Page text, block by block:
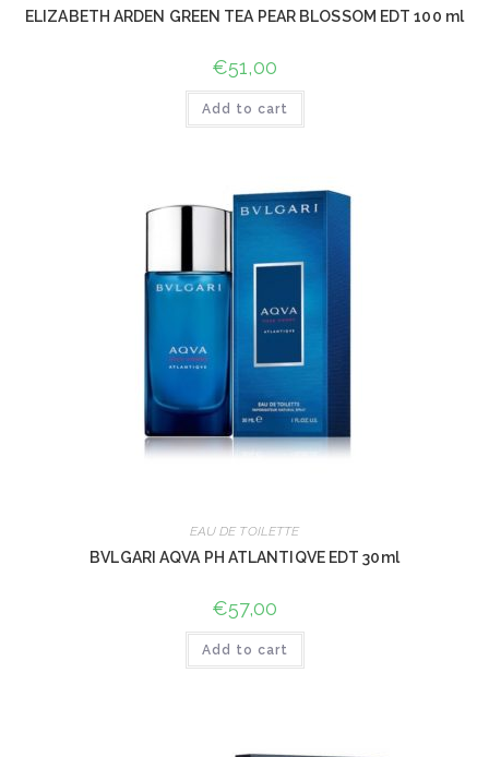
ELIZABETH ARDEN GREEN TEA PEAR BLOSSOM EDT 100 ml
€51,00
Add to cart
EAU DE TOILETTE
BVLGARI AQVA PH ATLANTIQVE EDT 30ml
€57,00
Add to cart